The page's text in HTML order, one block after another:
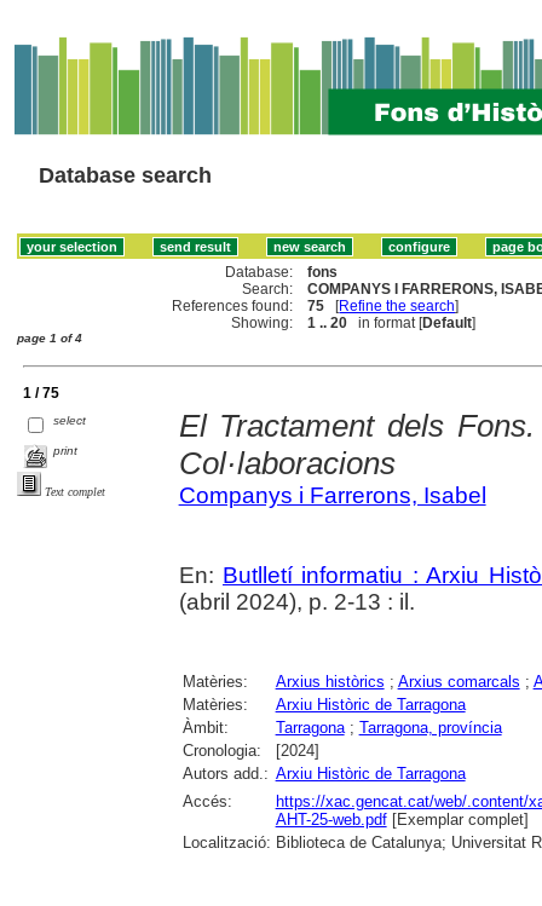
Database search
Database:
fons
Search:
COMPANYS I FARRERONS,
References found:
75 [Refine the search]
Showing:
1 .. 20 in format [Default]
page 1 of 4
1 / 75
select
print
Text complet
El Tractament dels
Col·laboracions
Companys i Farrerons, Isabel
En: Butlletí informatiu : Arxiu
(abril 2024), p. 2-13 : il.
Matèries: Arxius històrics ; Arxius comarcals ;
Matèries:
Arxiu Històric de Tarragona
Àmbit:
Tarragona; Tarragona, província
Cronologia:
[2024]
Autors add.: Arxiu Històric de Tarragona
Accés:
https://xac.gencat.cat/web/.content/
AHT-25-web.pdf[Exemplar complet]
Localització: Biblioteca de Catalunya; Universitat